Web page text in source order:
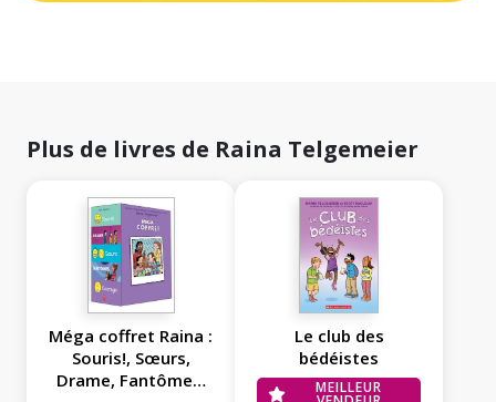
Plus de livres de Raina Telgemeier
Méga coffret Raina :
Souris!, Sœurs,
Drame, Fantômes,
Le club des
bédéistes
MEILLEUR